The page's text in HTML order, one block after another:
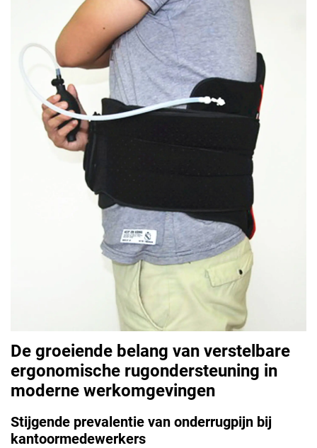
De groeiende belang van verstelbare
ergonomische rugondersteuning in
moderne werkomgevingen
Stijgende prevalentie van onderrugpijn bij
kantoormedewerkers